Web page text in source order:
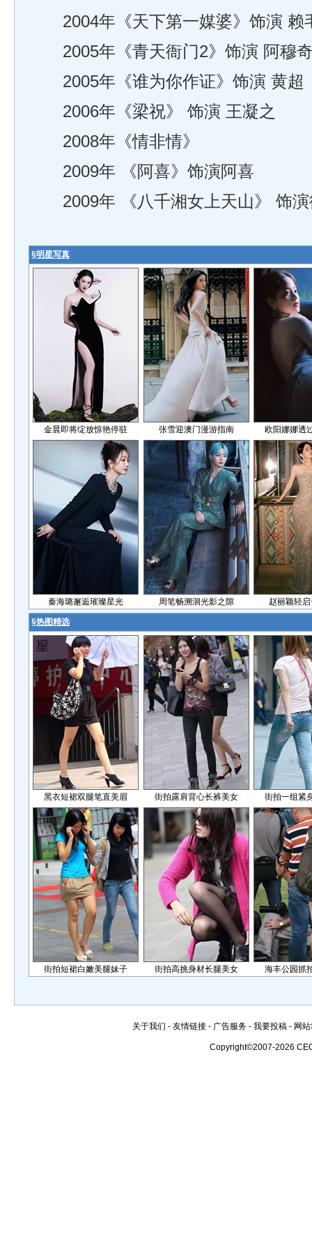
2004年《天下第一媒婆》饰演 赖
2005年《青天衙门2》饰演 阿穆
2005年《谁为你作证》饰演 黄超
2006年《梁祝》 饰演 王凝之
2008年《情非情》
2009年 《阿喜》饰演阿喜
2009年 《八千湘女上天山》 饰演
§明星写真
金晨即将绽放惊艳停驻 张雪迎澳门漫游指南 欧阳娜娜透
秦海璐邂逅璀璨星光 周笔畅溯洄光影之隙 赵丽颖轻
§热图精选
黑衣短裙双腿笔直美眉 街拍露肩背心长裤美女 街拍一组紧
街拍短裙白嫩美腿妹子 街拍高挑身材长腿美女 海丰公园抓
关于我们 - 友情链接 - 广告服务 - 我要投稿 - 网
Copyright©2007-2026